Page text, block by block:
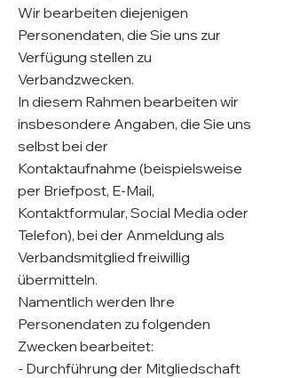
Wir bearbeiten diejenigen
Personendaten, die Sie uns zur
Verfügung stellen zu
Verbandzwecken.
In diesem Rahmen bearbeiten wir
insbesondere Angaben, die Sie uns
selbst bei der
Kontaktaufnahme (beispielsweise
per Briefpost, E-Mail,
Kontaktformular, Social Media oder
Telefon), bei der Anmeldung als
Verbandsmitglied freiwillig
übermitteln.
Namentlich werden Ihre
Personendaten zu folgenden
Zwecken bearbeitet:
- Durchführung der Mitgliedschaft